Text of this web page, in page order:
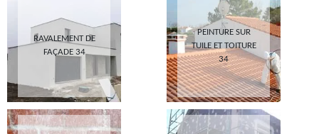
RAVALEMENT DE
FAÇADE 34
PEINTURE SUR
TUILE ET TOITURE
34